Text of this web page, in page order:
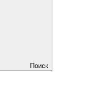
Поиск